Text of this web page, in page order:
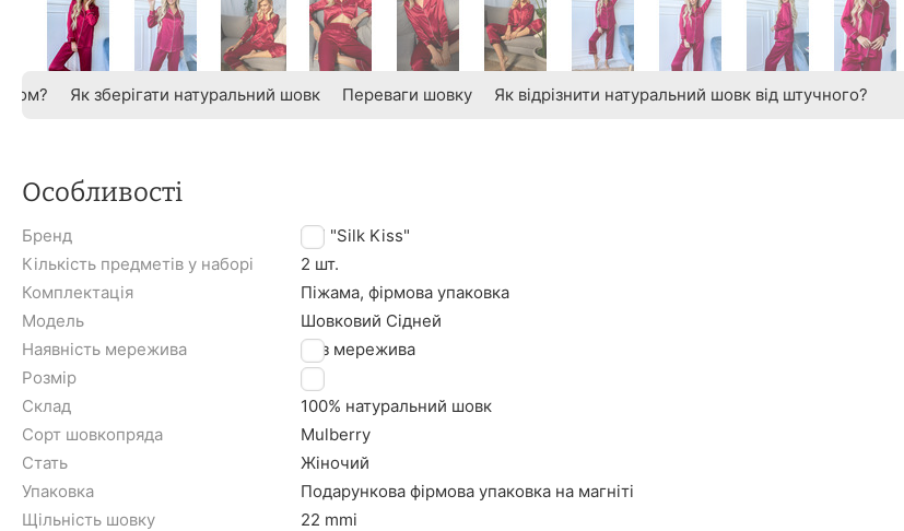
Як зберігати натуральний шовк Переваги шовку Як відрізнити натуральний шовк від штучного?
Особливості
Бренд
TM "Silk Kiss"
Кількість предметів у наборі
2 шт.
Комплектація
Піжама, фірмова упаковка
Модель
Шовковий Сідней
Наявність мережива
Без мережива
Розмір
M
Склад
100% натуральний шовк
Сорт шовкопряда
Mulberry
Стать
Жіночий
Упаковка
Подарункова фірмова упаковка на магніті
Щільність шовку
22 mmi